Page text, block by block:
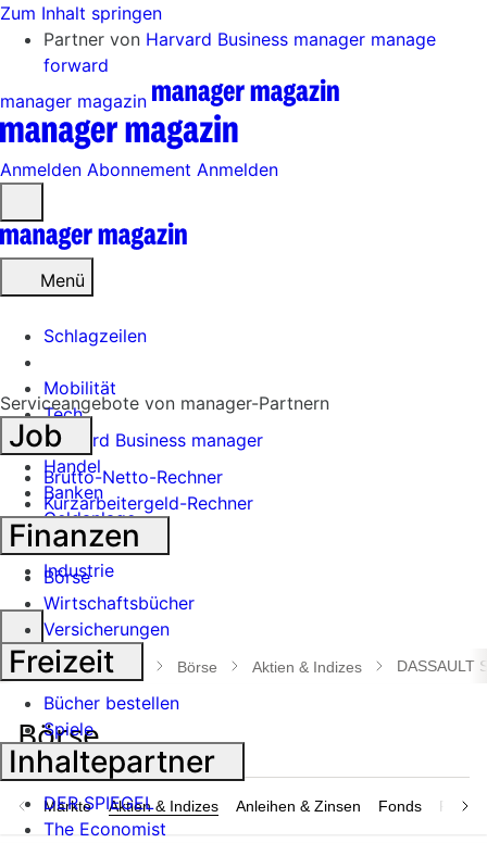
Zum Inhalt springen
Partner von Harvard Business manager manage
forward
manager magazin
Anmelden Abonnement Anmelden
öffnen
Menü
Schlagzeilen
Mobilität
Tech
Harvard Business manager
Handel
Banken
Geldanlage
Börse
Industrie
Suche
öffnen
manager magazin Börse Aktien & Indizes DASSAULT
Märkte Aktien & Indizes Anleihen & Zinsen Fonds
Serviceangebote von manager-Partnern
Job
Brutto-Netto-Rechner
Kurzarbeitergeld-Rechner
Finanzen
Börse
Wirtschaftsbücher
Versicherungen
Freizeit
Bücher bestellen
Spiele
Inhaltepartner
DER SPIEGEL
The Economist